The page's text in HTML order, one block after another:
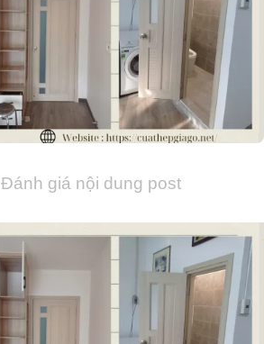
Đánh giá nội dung post